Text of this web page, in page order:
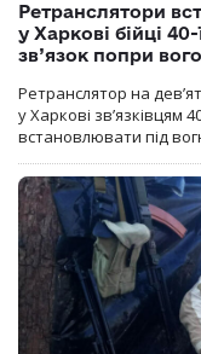
Ретранслятори
у Харкові бійці
зв’язок попри
Ретранслятор на
у Харкові зв’язківцям
встановлювати під